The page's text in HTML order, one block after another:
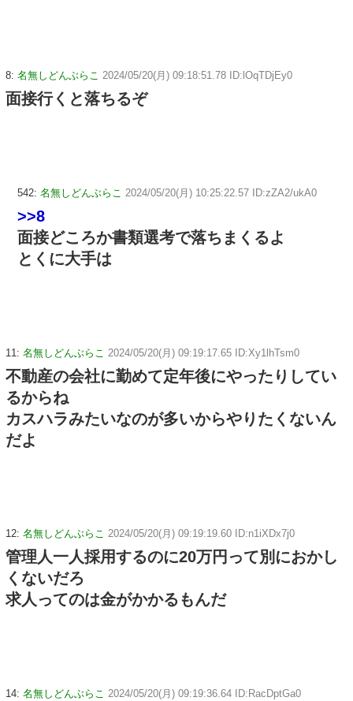
8: 名無しどんぶらこ 2024/05/20(月) 09:18:51.78 ID:lOqTDjEy0
面接行くと落ちるぞ
542: 名無しどんぶらこ 2024/05/20(月) 10:25:22.57 ID:zZA2/ukA0
>>8
面接どころか書類選考で落ちまくるよ
とくに大手は
11: 名無しどんぶらこ 2024/05/20(月) 09:19:17.65 ID:Xy1lhTsm0
不動産の会社に勤めて定年後にやったりしてい
るからね
カスハラみたいなのが多いからやりたくないん
だよ
12: 名無しどんぶらこ 2024/05/20(月) 09:19:19.60 ID:n1iXDx7j0
管理人一人採用するのに20万円って別におかし
くないだろ
求人ってのは金がかかるもんだ
14: 名無しどんぶらこ 2024/05/20(月) 09:19:36.64 ID:RacDptGa0